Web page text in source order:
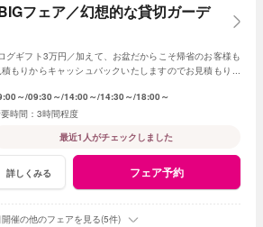
フェア／幻想的な貸切ガーデ
グギフト3万円／加えて、お盆だからこそ帰省のお客様も
もりからキャッシュバックいたしますのでお見積もり作
～ 09:30～ 14:00～ 14:30～ 18:00～
3時間程度
最近1人がチェックしました
詳しくみる フェア予約
開催の他のフェアを見る(5件)